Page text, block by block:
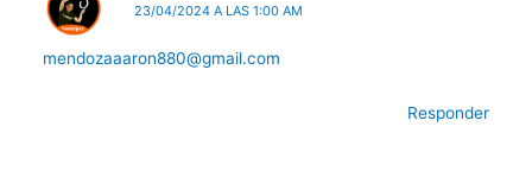
23/04/2024 A LAS 1:00 AM
mendozaaaron880@gmail.com
Responder